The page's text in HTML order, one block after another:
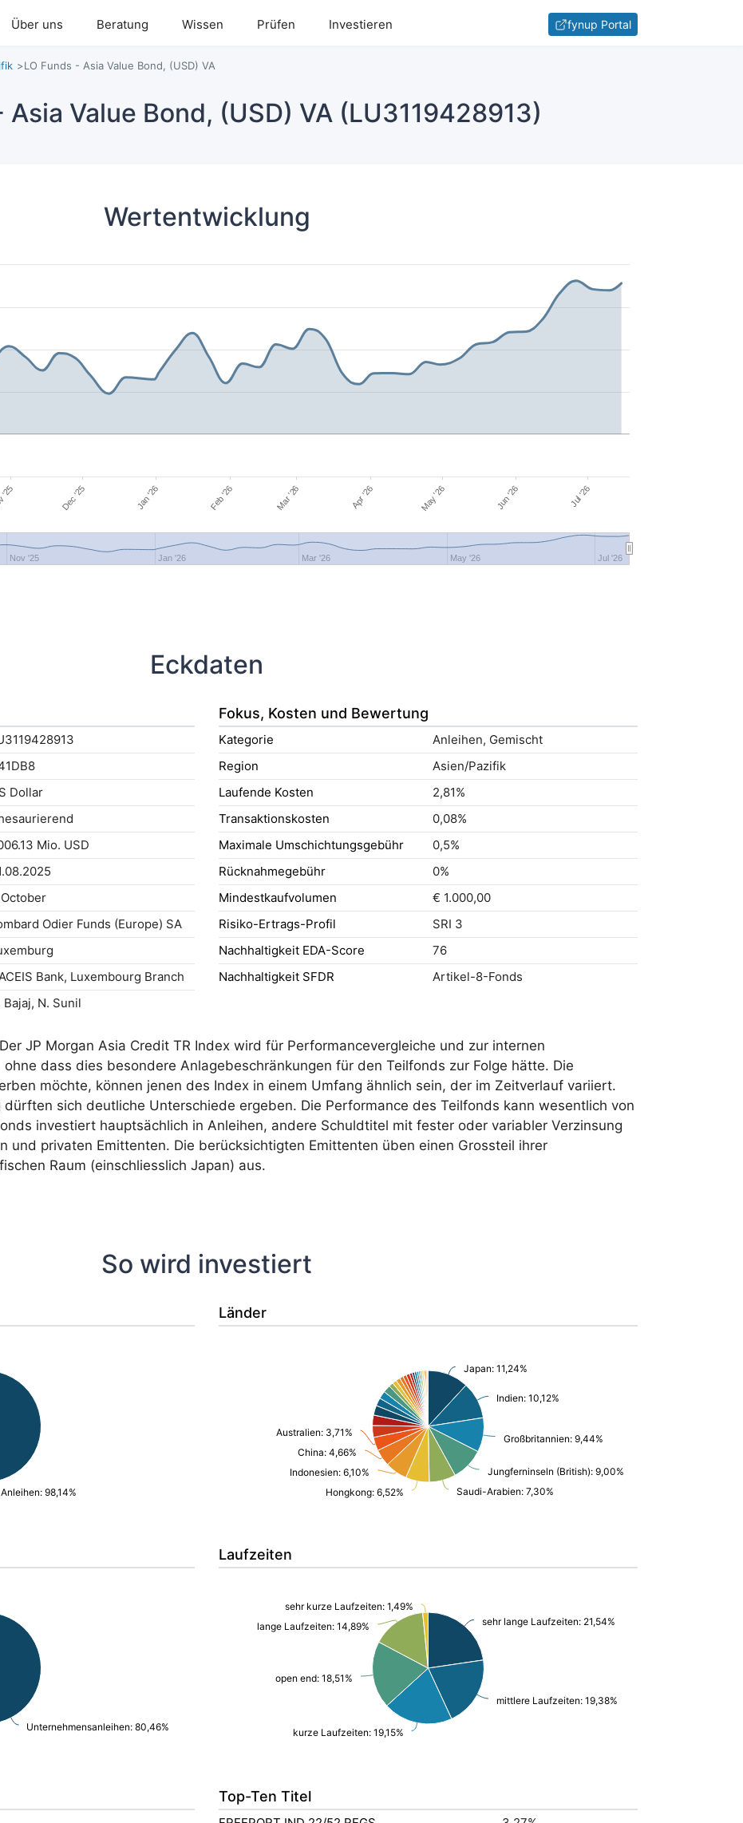
Über uns Beratung Wissen Prüfen Investieren fynup Portal
LO Funds - Asia Value Bond, (USD) VA
Asia Value Bond, (USD) VA (LU3119428913)
Wertentwicklung
Dec '25 Jan '26 Feb '26 Mar '26 Apr '26 May '26 Jun '26 Jul '26
Nov '25 Jan '26 Mar '26 May '26 Jul '26
Eckdaten
Dollar
Mio. USD
October
Odier Funds (Europe) SA
Bank, Luxembourg Branch
Bajaj, N. Sunil
Fokus, Kosten und Bewertung
Kategorie
Anleihen, Gemischt
Region
Asien/Pazifik
Laufende Kosten
2,81%
Transaktionskosten
0,08%
Maximale Umschichtungsgebühr
0,5%
Rücknahmegebühr
0%
Mindestkaufvolumen
€ 1.000,00
Risiko-Ertrags-Profil
SRI 3
Nachhaltigkeit EDA-Score
76
Nachhaltigkeit SFDR
Artikel-8-Fonds
JP Morgan Asia Credit TR Index wird für Performancevergleiche und zur internen
dass dies besondere Anlagebeschränkungen für den Teilfonds zur Folge hätte. Die
möchte, können jenen des Index in einem Umfang ähnlich sein, der im Zeitverlauf variiert.
sich deutliche Unterschiede ergeben. Die Performance des Teilfonds kann wesentlich von
investiert hauptsächlich in Anleihen, andere Schuldtitel mit fester oder variabler Verzinsung
und privaten Emittenten. Die berücksichtigten Emittenten üben einen Grossteil ihrer
Raum (einschliesslich Japan) aus.
So wird investiert
Anleihen: 98,14%
Länder
Japan: 11,24%
Indien: 10,12%
Großbritannien: 9,44%
Jungferninseln (British): 9,00%
Saudi-Arabien: 7,30%
Hongkong: 6,52%
Indonesien: 6,10%
China: 4,66%
Australien: 3,71%
Unternehmensanleihen: 80,46%
Laufzeiten
sehr lange Laufzeiten: 21,54%
mittlere Laufzeiten: 19,38%
kurze Laufzeiten: 19,15%
open end: 18,51%
lange Laufzeiten: 14,89%
sehr kurze Laufzeiten: 1,49%
Top-Ten Titel